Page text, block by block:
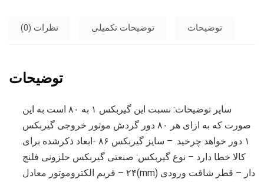
توضیحات توضیحات تکمیلی نظرات (0)
توضیحات
سایر توضیحات: نسبت این گیربکس ۱ به ۸۰ است به این
صورت که به ازای هر ۸۰ دور گردش موتور خروجی گیربکس
۱ دور خواهد چرخید. – سایز گیربکس ۸۶ -ابعاد ذکرشده برای
کالا خطا دارد – نوع گیربکس: صنعتی گیربکس حلزونی فلنچ
دار – قطر شافت ورودی (mm)۲۴ – فریم الکتروموتور معادل